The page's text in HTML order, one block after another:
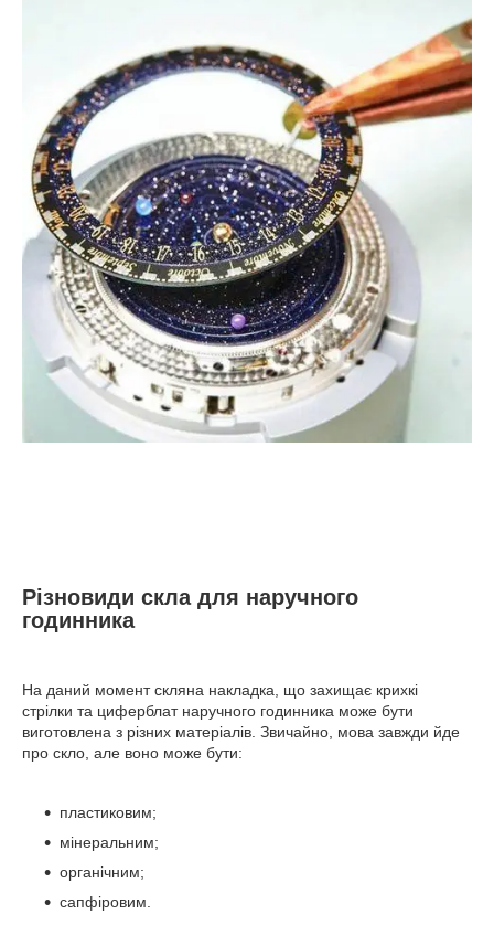
Різновиди скла для наручного
годинника
На даний момент скляна накладка, що захищає крихкі
стрілки та циферблат наручного годинника може бути
виготовлена ​​з різних матеріалів. Звичайно, мова завжди йде
про скло, але воно може бути:
пластиковим;
мінеральним;
органічним;
сапфіровим.